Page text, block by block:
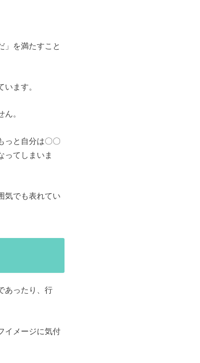
」を満たすこと
ます。
。
っと自分は〇〇
ってしまいま
気でも表れてい
あったり、行
イメージに気付